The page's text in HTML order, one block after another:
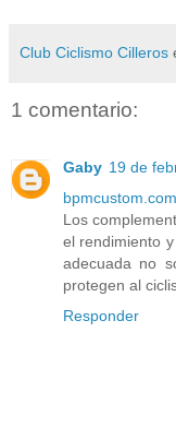
Club Ciclismo Cilleros
1 comentario:
Gaby 19 de
bpmcustom.com
Los
el rendimiento
adecuada no
protegen al
Responder